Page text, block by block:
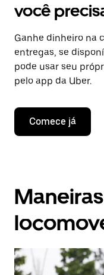
você
Ganhe dinheiro na
entregas, se
pode usar seu
pelo app da Uber.
Comece já